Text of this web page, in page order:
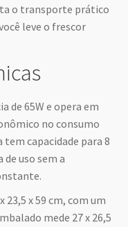
o transporte prático
leve o frescor
de 65W e opera em
no consumo
tem capacidade para 8
uso sem a
23,5 x 59 cm, com um
mede 27 x 26,5